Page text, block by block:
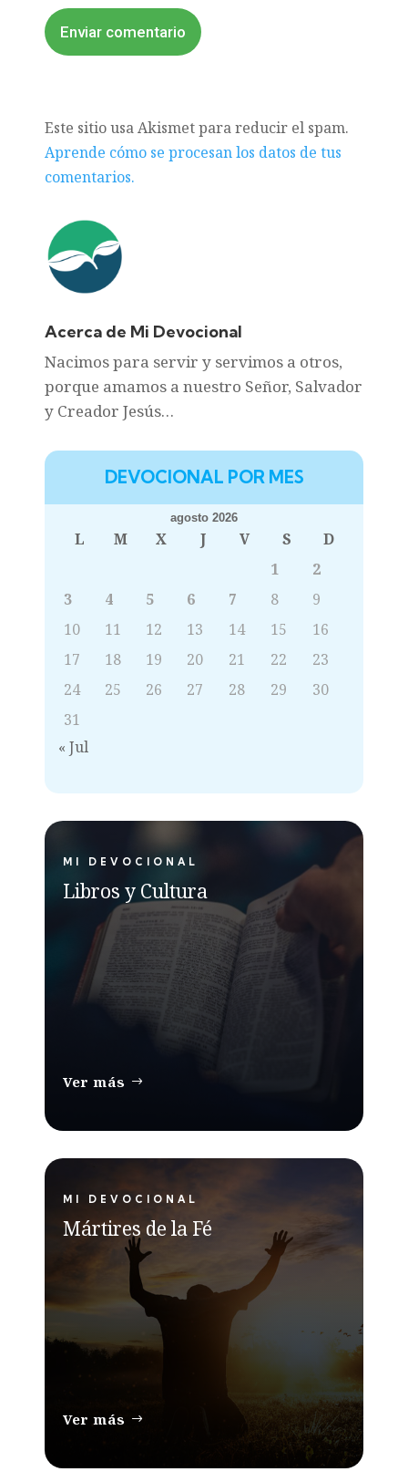
Enviar comentario
Este sitio usa Akismet para reducir el spam.
Aprende cómo se procesan los datos de tus
comentarios.
Acerca de Mi Devocional
Nacimos para servir y servimos a otros,
porque amamos a nuestro Señor, Salvador
y Creador Jesús…
DEVOCIONAL POR MES
agosto 2026
L M X J V S
D
1
2
3
4 5 6 7 8
9
10
11 12 13 14 15
16
17
18 19 20 21 22
23
24
25 26 27 28 29
30
31
« Jul
MI DEVOCIONAL
Libros y Cultura
Ver más
MI DEVOCIONAL
Mártires de la Fé
Ver más